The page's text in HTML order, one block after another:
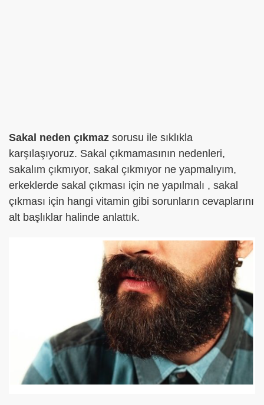
Sakal neden çıkmaz sorusu ile sıklıkla
karşılaşıyoruz. Sakal çıkmamasının nedenleri,
sakalım çıkmıyor, sakal çıkmıyor ne yapmalıyım,
erkeklerde sakal çıkması için ne yapılmalı , sakal
çıkması için hangi vitamin gibi sorunların cevaplarını
alt başlıklar halinde anlattık.